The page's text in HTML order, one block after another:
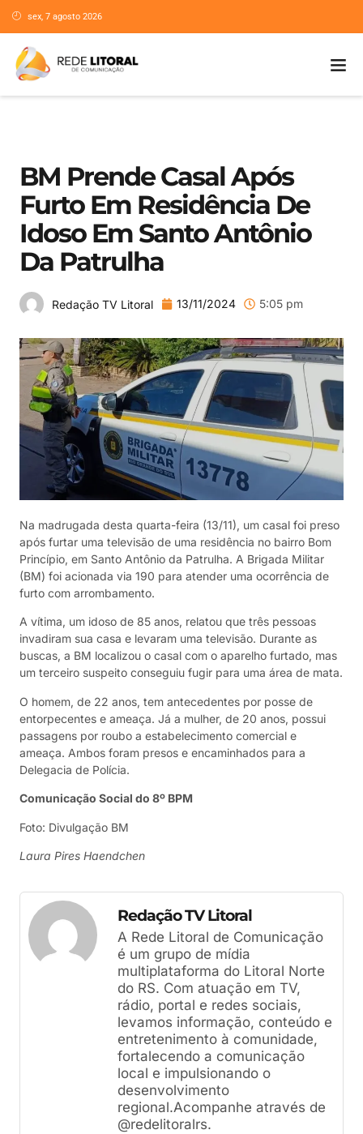
sex, 7 agosto 2026
BM Prende Casal Após
Furto Em Residência De
Idoso Em Santo Antônio
Da Patrulha
Redação TV Litoral 13/11/2024 5:05 pm
Na madrugada desta quarta-feira (13/11), um casal foi preso
após furtar uma televisão de uma residência no bairro Bom
Princípio, em Santo Antônio da Patrulha. A Brigada Militar
(BM) foi acionada via 190 para atender uma ocorrência de
furto com arrombamento.
A vítima, um idoso de 85 anos, relatou que três pessoas
invadiram sua casa e levaram uma televisão. Durante as
buscas, a BM localizou o casal com o aparelho furtado, mas
um terceiro suspeito conseguiu fugir para uma área de mata.
O homem, de 22 anos, tem antecedentes por posse de
entorpecentes e ameaça. Já a mulher, de 20 anos, possui
passagens por roubo a estabelecimento comercial e
ameaça. Ambos foram presos e encaminhados para a
Delegacia de Polícia.
Comunicação Social do 8º BPM
Foto: Divulgação BM
Laura Pires Haendchen
Redação TV Litoral
A Rede Litoral de Comunicação
é um grupo de mídia
multiplataforma do Litoral Norte
do RS. Com atuação em TV,
rádio, portal e redes sociais,
levamos informação, conteúdo e
entretenimento à comunidade,
fortalecendo a comunicação
local e impulsionando o
desenvolvimento
regional.Acompanhe através de
@redelitoralrs.